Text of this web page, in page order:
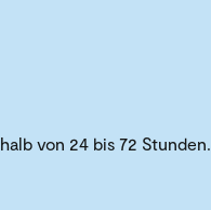
von 24 bis 72 Stunden.